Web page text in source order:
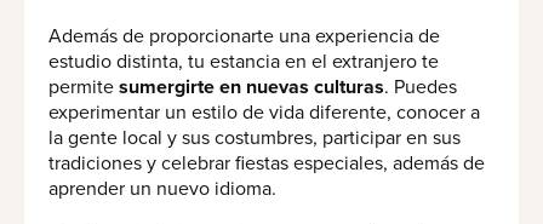
Además de proporcionarte una experiencia de
estudio distinta, tu estancia en el extranjero te
permite sumergirte en nuevas culturas. Puedes
experimentar un estilo de vida diferente, conocer a
la gente local y sus costumbres, participar en sus
tradiciones y celebrar fiestas especiales, además de
aprender un nuevo idioma.